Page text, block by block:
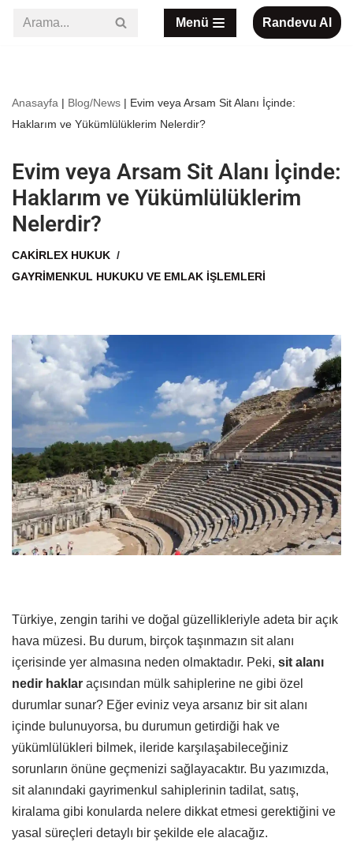
Menü Randevu Al
Anasayfa | Blog/News | Evim veya Arsam Sit Alanı İçinde:
Haklarım ve Yükümlülüklerim Nelerdir?
Evim veya Arsam Sit Alanı İçinde:
Haklarım ve Yükümlülüklerim
Nelerdir?
CAKIRLEX HUKUK
GAYRIMENKUL HUKUKU VE EMLAK İŞLEMLERI
Türkiye, zengin tarihi ve doğal güzellikleriyle adeta bir açık
hava müzesi. Bu durum, birçok taşınmazın sit alanı
içerisinde yer almasına neden olmaktadır. Peki, sit alanı
nedir haklar açısından mülk sahiplerine ne gibi özel
durumlar sunar? Eğer eviniz veya arsanız bir sit alanı
içinde bulunuyorsa, bu durumun getirdiği hak ve
yükümlülükleri bilmek, ileride karşılaşabileceğiniz
sorunların önüne geçmenizi sağlayacaktır. Bu yazımızda,
sit alanındaki gayrimenkul sahiplerinin tadilat, satış,
kiralama gibi konularda nelere dikkat etmesi gerektiğini ve
yasal süreçleri detaylı bir şekilde ele alacağız.